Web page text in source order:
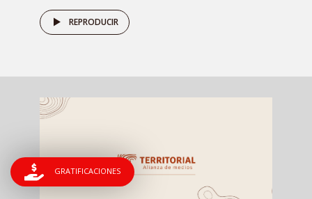
REPRODUCIR
GRATIFICACIONES